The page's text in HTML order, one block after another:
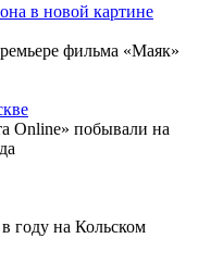
в новой картине
фильма «Маяк»
Online» побывали на
году на Кольском